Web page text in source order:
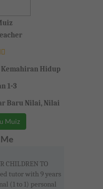
Kemahiran Hidup
1-3
Baru Nilai, Nilai
Muiz
CHILDREN TO
tutor with 9 years
(1 to 1) personal